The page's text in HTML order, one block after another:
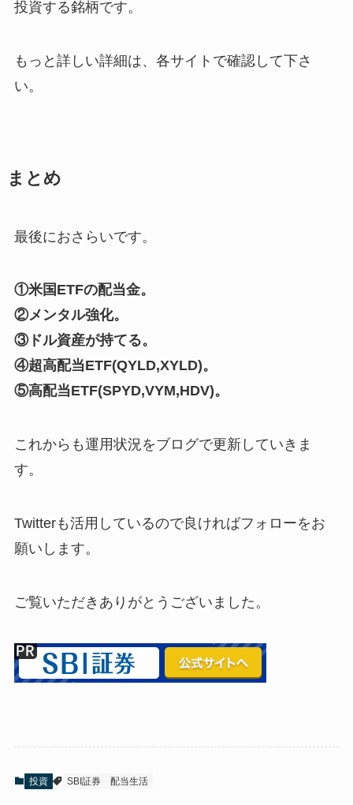
投資する銘柄です。
もっと詳しい詳細は、各サイトで確認して下さ
い。
まとめ
最後におさらいです。
①米国ETFの配当金。
②メンタル強化。
③ドル資産が持てる。
④超高配当ETF(QYLD,XYLD)。
⑤高配当ETF(SPYD,VYM,HDV)。
これからも運用状況をブログで更新していきま
す。
Twitterも活用しているので良ければフォローをお
願いします。
ご覧いただきありがとうございました。
投資 SBI証券 配当生活